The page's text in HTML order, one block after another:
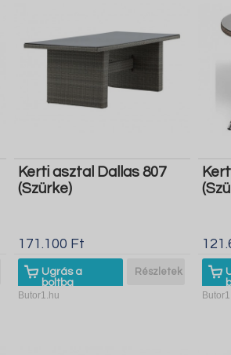
Kerti asztal Dallas 807
(Szürke)
171.100 Ft
Ugrás a
boltba
Részletek
Butor1.hu